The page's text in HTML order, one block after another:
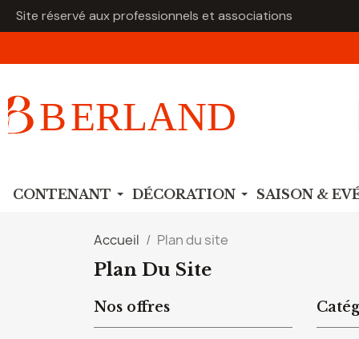
Site réservé aux professionnels et associations
CONTENANT DÉCORATION SAISON &
Accueil Plan du site
Plan Du Site
Nos offres